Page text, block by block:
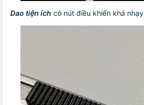
Dao tiện ích có nút điều khiển khá nhạy